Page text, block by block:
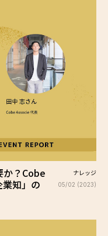
か？Cobe
知」の
ナレッジ
05/02 (2023)